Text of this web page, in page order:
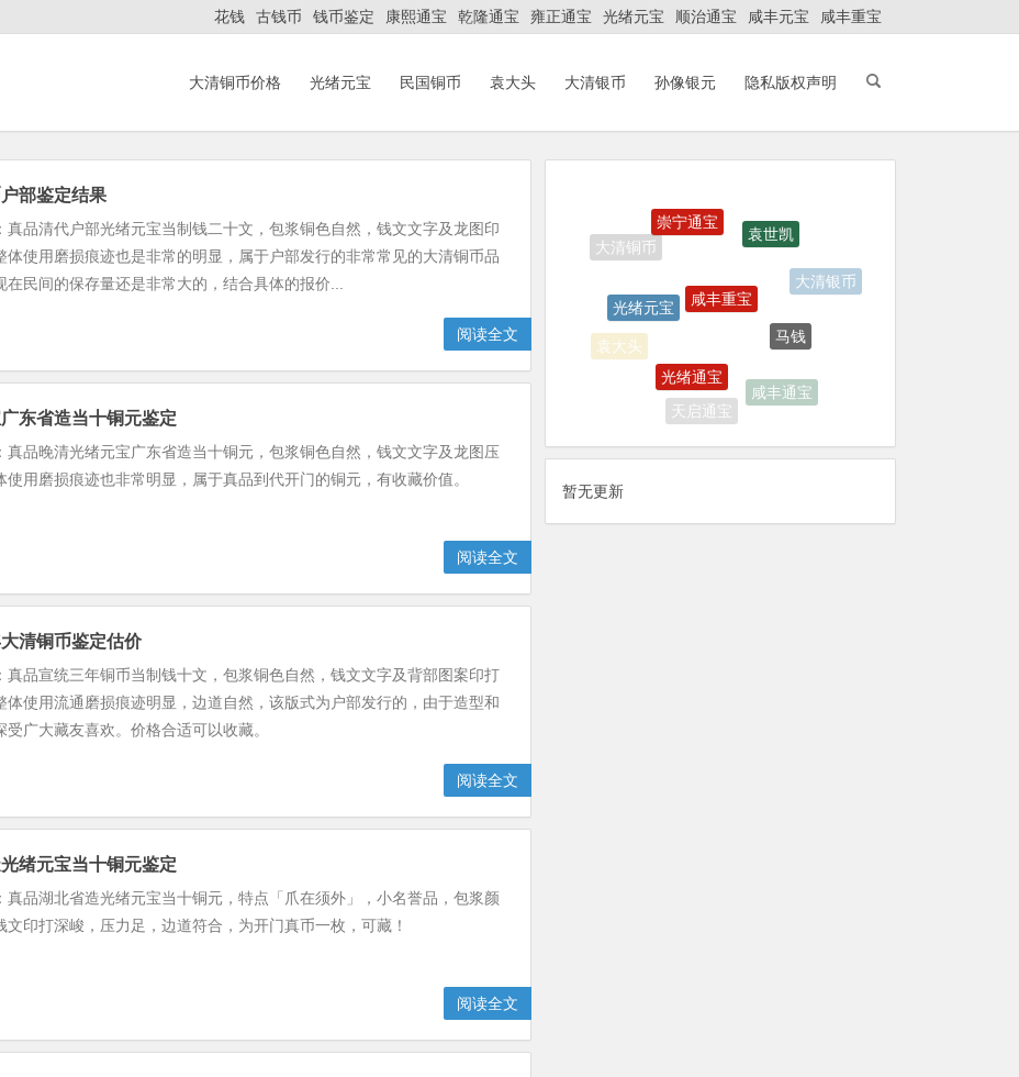
花钱 古钱币 钱币鉴定 康熙通宝 乾隆通宝 雍正通宝 光绪元宝 顺治通宝 咸丰元宝 咸丰重宝
大清铜币价格 光绪元宝 民国铜币 袁大头 大清银币 孙像银元 隐私版权声明
部鉴定结果
真品清代户部光绪元宝当制钱二十文，包浆铜色自然，钱文文字及龙图印
体使用磨损痕迹也是非常的明显，属于户部发行的非常常见的大清铜币品
在民间的保存量还是非常大的，结合具体的报价...
阅读全文
东省造当十铜元鉴定
真品晚清光绪元宝广东省造当十铜元，包浆铜色自然，钱文文字及龙图压
使用磨损痕迹也非常明显，属于真品到代开门的铜元，有收藏价值。
阅读全文
清铜币鉴定估价
真品宣统三年铜币当制钱十文，包浆铜色自然，钱文文字及背部图案印打
体使用流通磨损痕迹明显，边道自然，该版式为户部发行的，由于造型和
受广大藏友喜欢。价格合适可以收藏。
阅读全文
绪元宝当十铜元鉴定
真品湖北省造光绪元宝当十铜元，特点「爪在须外」，小名誉品，包浆颜
文印打深峻，压力足，边道符合，为开门真币一枚，可藏！
阅读全文
大清银币
袁大头
咸丰重宝
马钱
天启通宝
暂无更新